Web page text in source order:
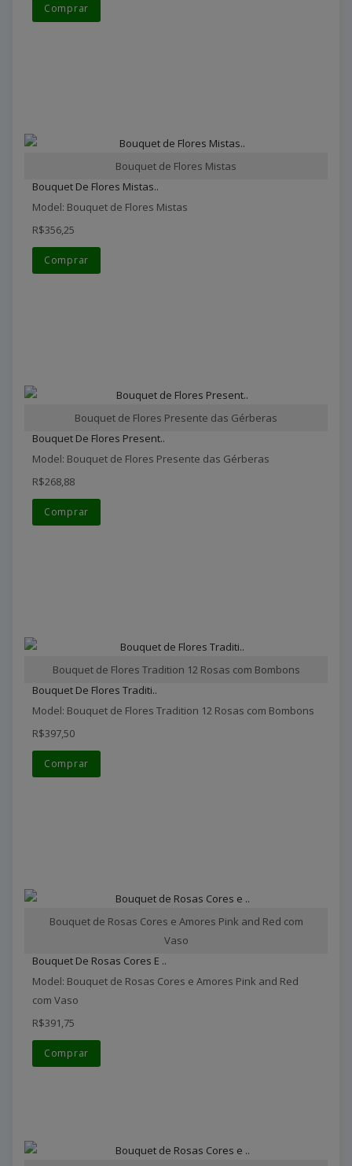
Comprar
Bouquet de Flores Mistas
Bouquet De Flores Mistas..
Model: Bouquet de Flores Mistas
R$356,25
Comprar
Bouquet de Flores Presente das Gérberas
Bouquet De Flores Present..
Model: Bouquet de Flores Presente das Gérberas
R$268,88
Comprar
Bouquet de Flores Tradition 12 Rosas com Bombons
Bouquet De Flores Traditi..
Model: Bouquet de Flores Tradition 12 Rosas com Bombons
R$397,50
Comprar
Bouquet de Rosas Cores e Amores Pink and Red com
Vaso
Bouquet De Rosas Cores E ..
Model: Bouquet de Rosas Cores e Amores Pink and Red
com Vaso
R$391,75
Comprar